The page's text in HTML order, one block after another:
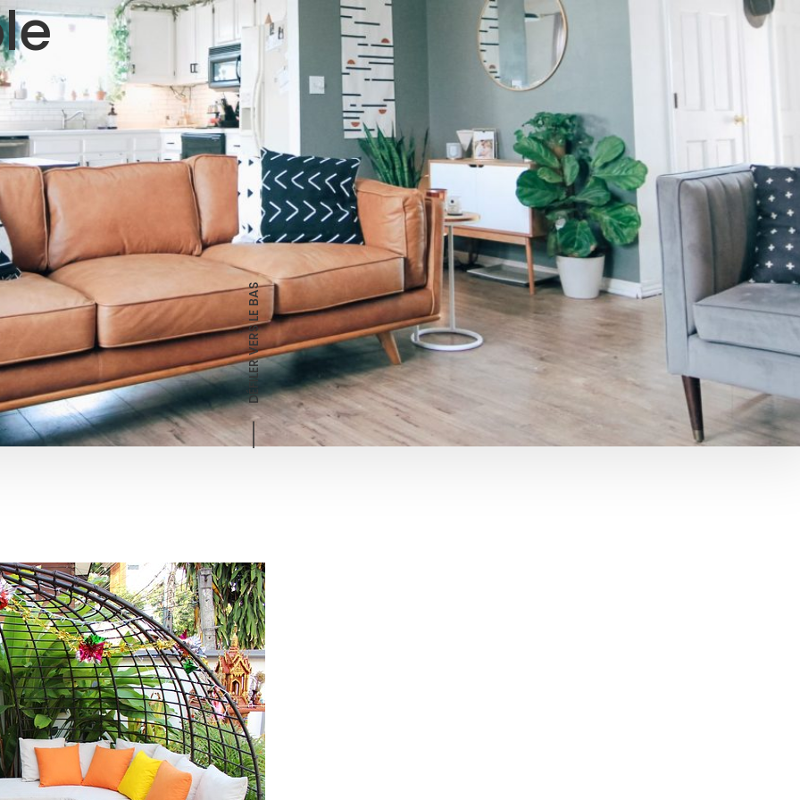
DÉFILER VERS LE BAS